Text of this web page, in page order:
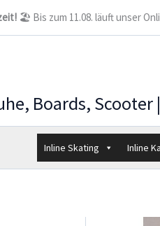
🏖️ Bis zum 11.08. läuft unser
Boards, Scooter
Inline Skating Inline